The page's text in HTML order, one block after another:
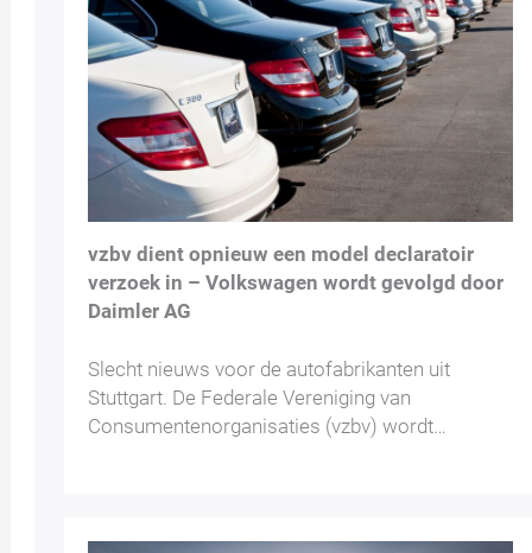
vzbv dient opnieuw een model declaratoir
verzoek in – Volkswagen wordt gevolgd door
Daimler AG
Slecht nieuws voor de autofabrikanten uit
Stuttgart. De Federale Vereniging van
Consumentenorganisaties (vzbv) wordt…